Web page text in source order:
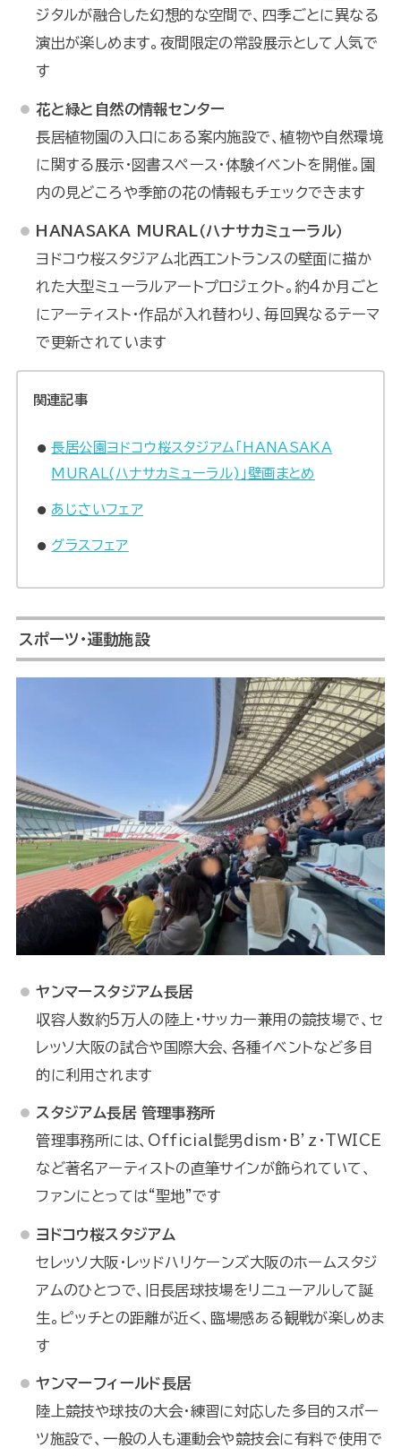
ジタルが融合した幻想的な空間で、四季ごとに異なる
演出が楽しめます。夜間限定の常設展示として人気で
す
花と緑と自然の情報センター
長居植物園の入口にある案内施設で、植物や自然環境
に関する展示・図書スペース・体験イベントを開催。園
内の見どころや季節の花の情報もチェックできます
HANASAKA MURAL（ハナサカミューラル）
ヨドコウ桜スタジアム北西エントランスの壁面に描か
れた大型ミューラルアートプロジェクト。約4か月ごと
にアーティスト・作品が入れ替わり、毎回異なるテーマ
で更新されています
関連記事
長居公園ヨドコウ桜スタジアム「HANASAKA
MURAL(ハナサカミューラル)」壁画まとめ
あじさいフェア
グラスフェア
スポーツ・運動施設
ヤンマースタジアム長居
収容人数約5万人の陸上・サッカー兼用の競技場で、セ
レッソ大阪の試合や国際大会、各種イベントなど多目
的に利用されます
スタジアム長居 管理事務所
管理事務所には、Official髭男dism・B’z・TWICE
など著名アーティストの直筆サインが飾られていて、
ファンにとっては“聖地”です
ヨドコウ桜スタジアム
セレッソ大阪・レッドハリケーンズ大阪のホームスタジ
アムのひとつで、旧長居球技場をリニューアルして誕
生。ピッチとの距離が近く、臨場感ある観戦が楽しめま
す
ヤンマーフィールド長居
陸上競技や球技の大会・練習に対応した多目的スポー
ツ施設で、一般の人も運動会や競技会に有料で使用で